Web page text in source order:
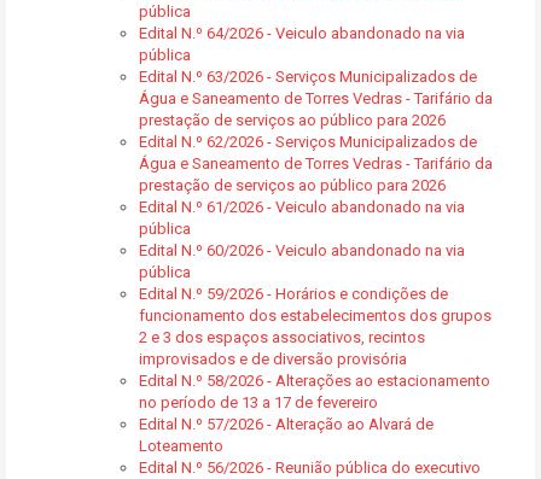
pública
Edital N.º 64/2026 - Veiculo abandonado na via
pública
Edital N.º 63/2026 - Serviços Municipalizados de
Água e Saneamento de Torres Vedras - Tarifário da
prestação de serviços ao público para 2026
Edital N.º 62/2026 - Serviços Municipalizados de
Água e Saneamento de Torres Vedras - Tarifário da
prestação de serviços ao público para 2026
Edital N.º 61/2026 - Veiculo abandonado na via
pública
Edital N.º 60/2026 - Veiculo abandonado na via
pública
Edital N.º 59/2026 - Horários e condições de
funcionamento dos estabelecimentos dos grupos
2 e 3 dos espaços associativos, recintos
improvisados e de diversão provisória
Edital N.º 58/2026 - Alterações ao estacionamento
no período de 13 a 17 de fevereiro
Edital N.º 57/2026 - Alteração ao Alvará de
Loteamento
Edital N.º 56/2026 - Reunião pública do executivo